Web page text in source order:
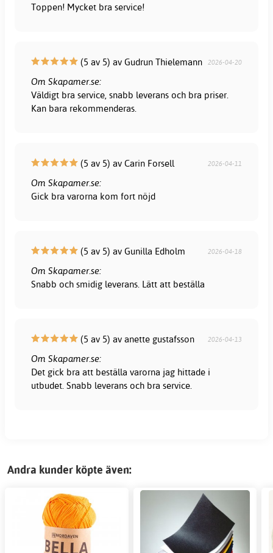
Toppen! Mycket bra service!
(5 av 5) av Gudrun Thielemann 2026-04-20
Om Skapamer.se:
Väldigt bra service, snabb leverans och bra priser.
Kan bara rekommenderas.
(5 av 5) av Carin Forsell 2026-04-11
Om Skapamer.se:
Gick bra varorna kom fort nöjd
(5 av 5) av Gunilla Edholm 2026-04-18
Om Skapamer.se:
Snabb och smidig leverans. Lätt att beställa
(5 av 5) av anette gustafsson 2026-04-13
Om Skapamer.se:
Det gick bra att beställa varorna jag hittade i
utbudet. Snabb leverans och bra service.
Andra kunder köpte även: